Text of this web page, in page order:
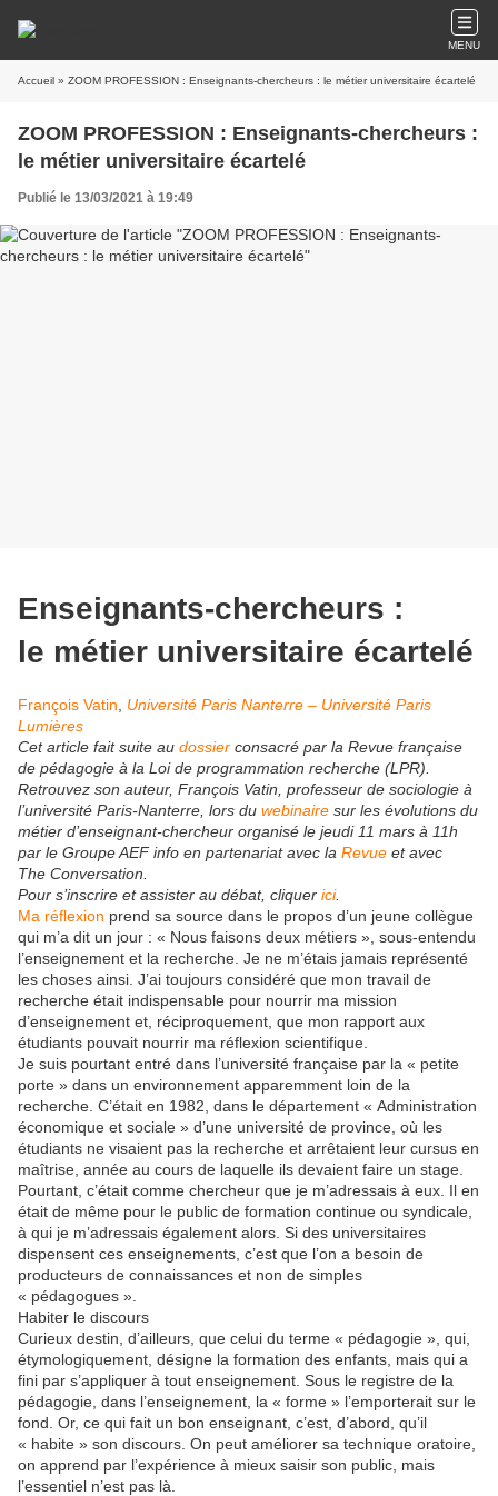
MENU
Accueil » ZOOM PROFESSION : Enseignants-chercheurs : le métier universitaire écartelé
ZOOM PROFESSION : Enseignants-chercheurs :
le métier universitaire écartelé
Publié le 13/03/2021 à 19:49
Enseignants-chercheurs :
le métier universitaire écartelé
François Vatin
Université Paris Nanterre – Université Paris
Lumières
Cet article fait suite au dossier consacré par la Revue française
de pédagogie à la Loi de programmation recherche (LPR).
Retrouvez son auteur, François Vatin, professeur de sociologie à
l’université Paris-Nanterre, lors du webinaire sur les évolutions du
métier d’enseignant-chercheur organisé le jeudi 11 mars à 11h
par le Groupe AEF info en partenariat avec la Revue et avec
The Conversation.
Pour s’inscrire et assister au débat, cliquer ici.
Ma réflexion prend sa source dans le propos d’un jeune collègue
qui m’a dit un jour : « Nous faisons deux métiers », sous-entendu
l’enseignement et la recherche. Je ne m’étais jamais représenté
les choses ainsi. J’ai toujours considéré que mon travail de
recherche était indispensable pour nourrir ma mission
d’enseignement et, réciproquement, que mon rapport aux
étudiants pouvait nourrir ma réflexion scientifique.
Je suis pourtant entré dans l’université française par la « petite
porte » dans un environnement apparemment loin de la
recherche. C’était en 1982, dans le département « Administration
économique et sociale » d’une université de province, où les
étudiants ne visaient pas la recherche et arrêtaient leur cursus en
maîtrise, année au cours de laquelle ils devaient faire un stage.
Pourtant, c’était comme chercheur que je m’adressais à eux. Il en
était de même pour le public de formation continue ou syndicale,
à qui je m’adressais également alors. Si des universitaires
dispensent ces enseignements, c’est que l’on a besoin de
producteurs de connaissances et non de simples
« pédagogues ».
Habiter le discours
Curieux destin, d’ailleurs, que celui du terme « pédagogie », qui,
étymologiquement, désigne la formation des enfants, mais qui a
fini par s’appliquer à tout enseignement. Sous le registre de la
pédagogie, dans l’enseignement, la « forme » l’emporterait sur le
fond. Or, ce qui fait un bon enseignant, c’est, d’abord, qu’il
« habite » son discours. On peut améliorer sa technique oratoire,
on apprend par l’expérience à mieux saisir son public, mais
l’essentiel n’est pas là.